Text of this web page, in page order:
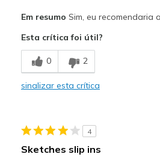
Breathe Well
Comfortable
Casual Wear
Em resumo Sim, eu recomendaria
Esta crítica foi útil?
0 2
sinalizar esta crítica
4
Sketches slip ins